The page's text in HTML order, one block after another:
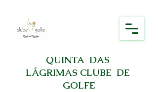
QUINTA DAS
LÁGRIMAS CLUBE DE
GOLFE